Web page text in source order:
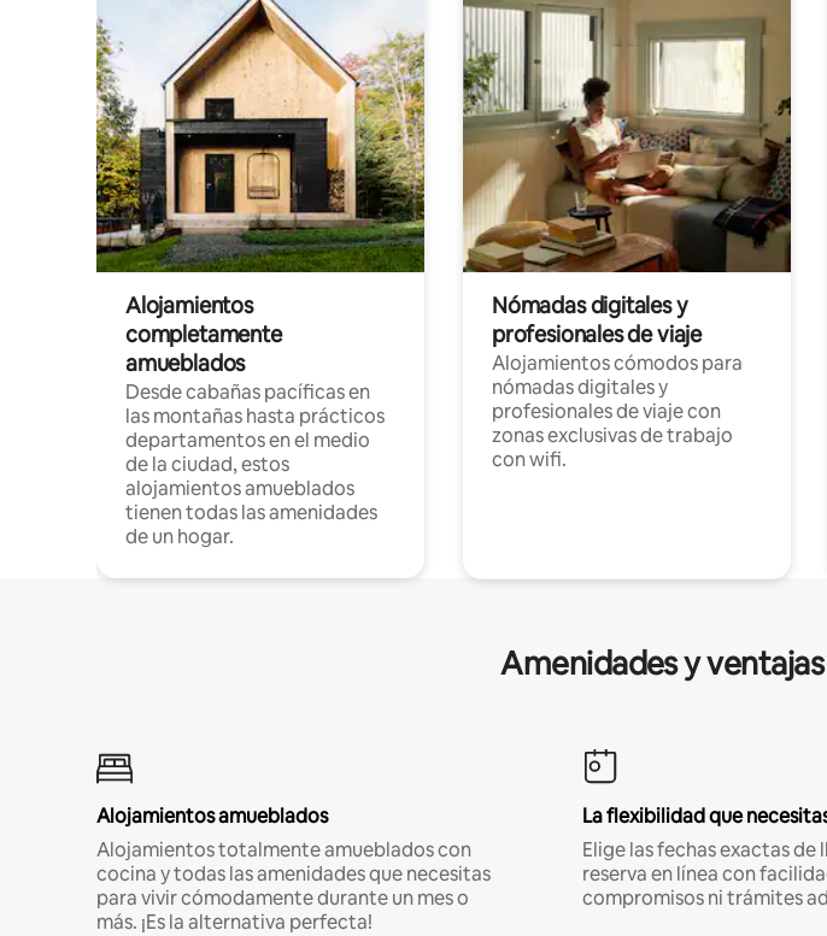
Alojamientos
completamente
amueblados
Desde cabañas pacíficas en
las montañas hasta prácticos
departamentos en el medio
de la ciudad, estos
alojamientos amueblados
tienen todas las amenidades
de un hogar.
Nómadas digitales y
profesionales de viaje
Alojamientos cómodos para
nómadas digitales y
profesionales de viaje con
zonas exclusivas de trabajo
con wifi.
Amenidades y
Alojamientos amueblados
Alojamientos totalmente amueblados con
cocina y todas las amenidades que necesitas
para vivir cómodamente durante un mes o
más. ¡Es la alternativa perfecta!
La flexibilidad que
Elige las fechas exactas de
reserva en línea con
compromisos ni trámites